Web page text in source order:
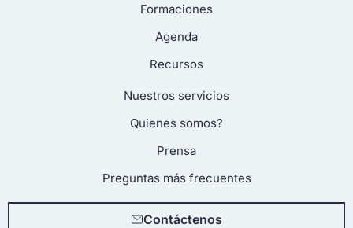
Formaciones
Agenda
Recursos
Nuestros servicios
Quienes somos?
Prensa
Preguntas más frecuentes
Contáctenos